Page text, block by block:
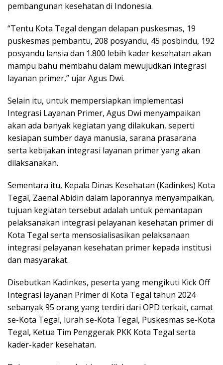
pembangunan kesehatan di Indonesia.
“Tentu Kota Tegal dengan delapan puskesmas, 19
puskesmas pembantu, 208 posyandu, 45 posbindu, 192
posyandu lansia dan 1.800 lebih kader kesehatan akan
mampu bahu membahu dalam mewujudkan integrasi
layanan primer,” ujar Agus Dwi.
Selain itu, untuk mempersiapkan implementasi
Integrasi Layanan Primer, Agus Dwi menyampaikan
akan ada banyak kegiatan yang dilakukan, seperti
kesiapan sumber daya manusia, sarana prasarana
serta kebijakan integrasi layanan primer yang akan
dilaksanakan.
Sementara itu, Kepala Dinas Kesehatan (Kadinkes) Kota
Tegal, Zaenal Abidin dalam laporannya menyampaikan,
tujuan kegiatan tersebut adalah untuk pemantapan
pelaksanakan integrasi pelayanan kesehatan primer di
Kota Tegal serta mensosialisasikan pelaksanaan
integrasi pelayanan kesehatan primer kepada institusi
dan masyarakat.
Disebutkan Kadinkes, peserta yang mengikuti Kick Off
Integrasi layanan Primer di Kota Tegal tahun 2024
sebanyak 95 orang yang terdiri dari OPD terkait, camat
se-Kota Tegal, lurah se-Kota Tegal, Puskesmas se-Kota
Tegal, Ketua Tim Penggerak PKK Kota Tegal serta
kader-kader kesehatan.